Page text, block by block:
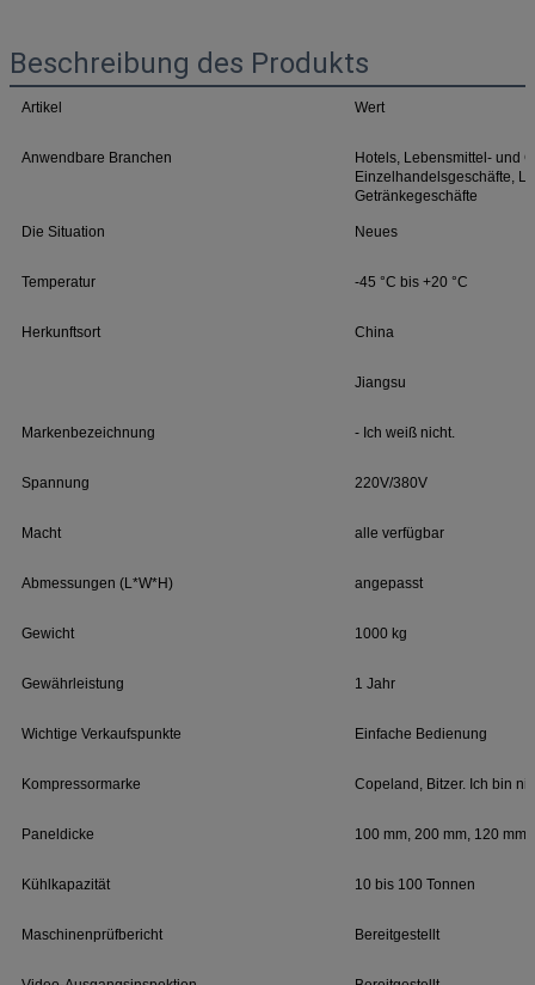
Beschreibung des Produkts
Artikel Wert
Anwendbare Branchen
Hotels, Lebensmittel- und
Einzelhandelsgeschäfte,
Getränkegeschäfte
Die Situation Neues
Temperatur -45 °C bis +20 °C
Herkunftsort China
Jiangsu
Markenbezeichnung - Ich weiß nicht.
Spannung 220V/380V
Macht alle verfügbar
Abmessungen (L*W*H) angepasst
Gewicht 1000 kg
Gewährleistung 1 Jahr
Wichtige Verkaufspunkte Einfache Bedienung
Kompressormarke Copeland, Bitzer. Ich bin
Paneldicke 100 mm, 200 mm, 120
Kühlkapazität 10 bis 100 Tonnen
Maschinenprüfbericht Bereitgestellt